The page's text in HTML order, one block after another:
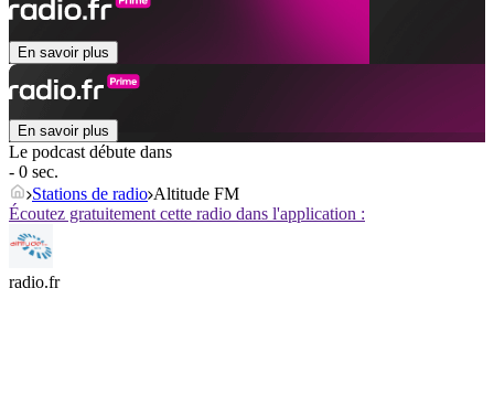
En savoir plus
En savoir plus
Le podcast débute dans
- 0 sec.
Stations de radio Altitude FM
Écoutez gratuitement cette radio dans l'application :
radio.fr